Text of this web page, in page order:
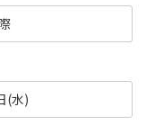
(水)